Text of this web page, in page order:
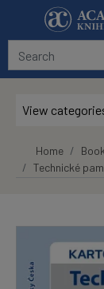
Skip to main
View
Home
Technické